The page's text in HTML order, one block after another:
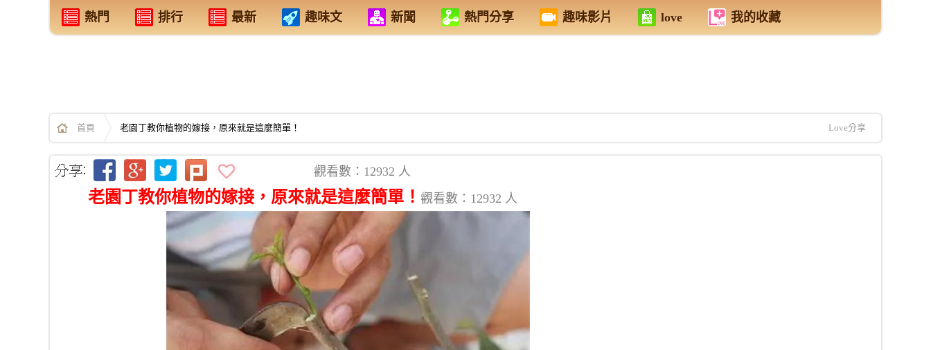
熱門 排行 最新 趣味文 新聞 熱門分享 趣味影片 love 我的收藏
首頁 老園丁教你植物的嫁接，原來就是這麼簡單！ Love分享
觀看數：12932 人
老園丁教你植物的嫁接，原來就是這麼簡單！ 觀看數：12932 人